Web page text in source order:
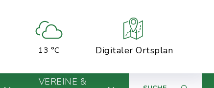
13 °C Digitaler Ortsplan
VEREINE &